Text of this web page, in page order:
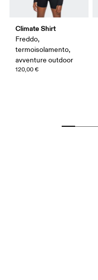
Climate Shirt
Freddo,
termoisolamento,
avventure outdoor
120,00 €